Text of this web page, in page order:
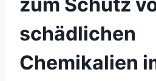
schädlichen
Chemikalien